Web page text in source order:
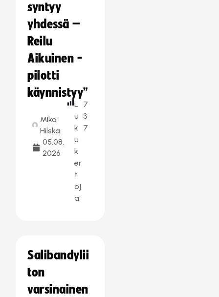
syntyy
yhdessä –
Reilu
Aikuinen -
pilotti
käynnistyy”
Mika
Hilska
05.08.
2026
L
u
k
u
k
er
t
oj
a:
7
3
7
Salibandylii
ton
varsinainen